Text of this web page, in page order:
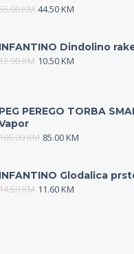
KM 44.50KM
INFANTINO Dindolino
KM 10.50KM
PEG PEREGO TORBA
KM 85.00KM
INFANTINO Glodalica
KM 11.60KM